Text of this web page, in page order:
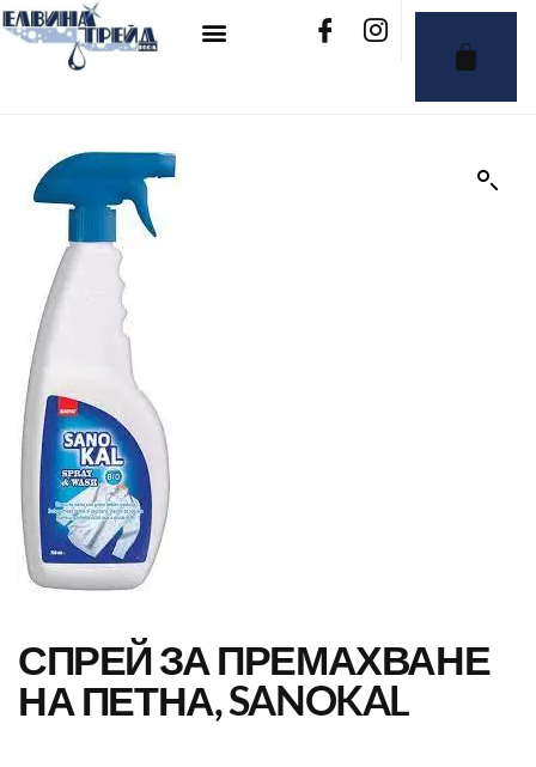
СПРЕЙ ЗА ПРЕМАХВАНЕ
НА ПЕТНА, SANOKAL